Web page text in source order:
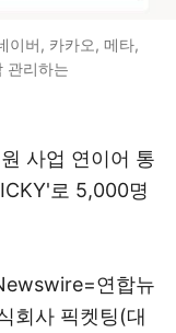
이버, 카카오, 메타,
관리하는
사업 연이어 통
로 5,000명
연합뉴
회사 픽켓팅(대